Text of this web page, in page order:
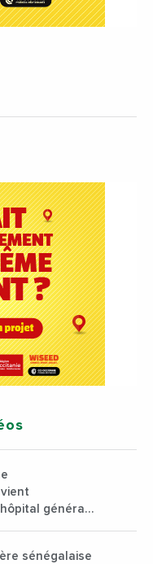
général
sénégalaise